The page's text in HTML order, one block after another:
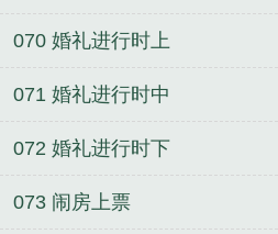
070 婚礼进行时上
071 婚礼进行时中
072 婚礼进行时下
073 闹房上票